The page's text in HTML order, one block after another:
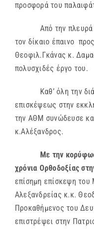
προσφορά του
Από την πλευρά
τον δίκαιο έπαινο
Θεοφιλ.Γκάνας κ.
πολυσχιδές έργο του.
Καθ’ όλη την
επισκέψεως στην
την ΑΘΜ συνώδευσε
κ.Αλέξανδρος.
Με την
χρόνια Ορθοδοξίας
επίσημη επίσκεψη
Αλεξανδρείας κ.κ.
Προκαθήμενος του
επιστρέψει στην